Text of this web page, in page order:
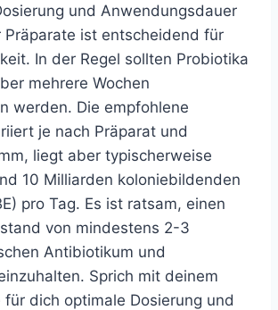
und Anwendungsdauer
Präparate ist entscheidend für
In der Regel sollten Probiotika
mehrere Wochen
werden. Die empfohlene
je nach Präparat und
liegt aber typischerweise
10 Milliarden koloniebildenden
pro Tag. Es ist ratsam, einen
von mindestens 2-3
Antibiotikum und
Sprich mit deinem
dich optimale Dosierung und